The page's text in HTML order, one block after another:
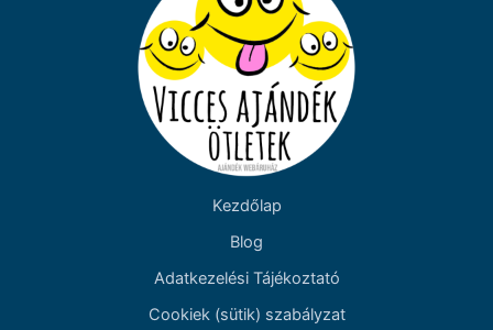
Kezdőlap
Blog
Adatkezelési Tájékoztató
Cookiek (sütik) szabályzat